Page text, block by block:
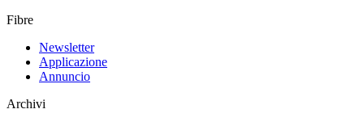
Fibre
Newsletter
Applicazione
Annuncio
Archivi